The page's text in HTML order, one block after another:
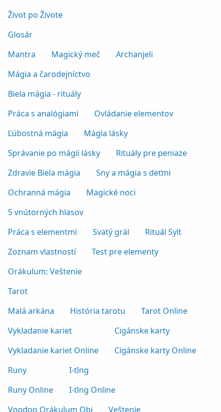
Život po Živote
Glosár
Mantra
Magický meč
Archanjeli
Mágia a čarodejníctvo
Biela mágia - rituály
Práca s analógiami
Ovládanie elementov
Ľúbostná mágia
Mágia lásky
Správanie po mágii lásky
Rituály pre peniaze
Zdravie Biela mágia
Sny a mágia s deťmi
Ochranná mágia
Magické noci
5 vnútorných hlasov
Práca s elementmi
Svätý grál
Rituál Sylt
Zoznam vlastností
Test pre elementy
Orákulum: Veštenie
Tarot
Malá arkána
História tarotu
Tarot Online
Vykladanie kariet
Vykladanie kariet Online
Cigánske karty
Cigánske karty Online
Runy
Runy Online
I-ťing
I-ťing Online
Voodoo Orákulum Obi
Veštenie